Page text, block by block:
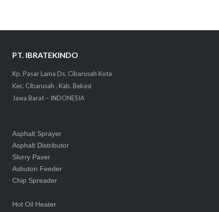
PT. IBRATEKINDO
Kp. Pasar Lama Ds. Cibarusah Kota
Kec. Cibarusah , Kab. Bekasi
Jawa Barat – INDONESIA
Asphalt Sprayer
Asphalt Distributor
Slurry Paver
Asbuton Feeder
Chip Spreader
Hot Oil Heater